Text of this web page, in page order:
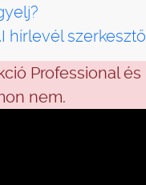
hírlevél szerkesztő
Professional
nem.